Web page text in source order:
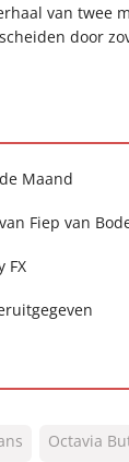
van twee
door
Maand
Fiep van
FX
Octavia